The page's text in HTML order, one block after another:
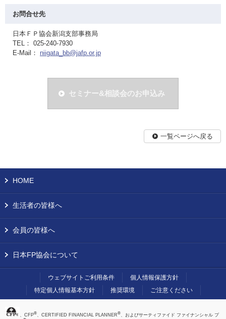
お問合せ先
日本ＦＰ協会新潟支部事務局
TEL： 025-240-7930
E-Mail： niigata_bb@jafp.or.jp
セミナー&相談会のお申込み
一覧ページへ戻る
HOME
生活者の皆様へ
会員の皆様へ
日本FP協会について
ウェブサイトご利用条件
個人情報保護方針
特定個人情報基本方針
推奨環境 ご注意ください
、CFP® 、CERTIFIED FINANCIAL PLANNER® 、およびサーティファイド ファイナンシャル プ